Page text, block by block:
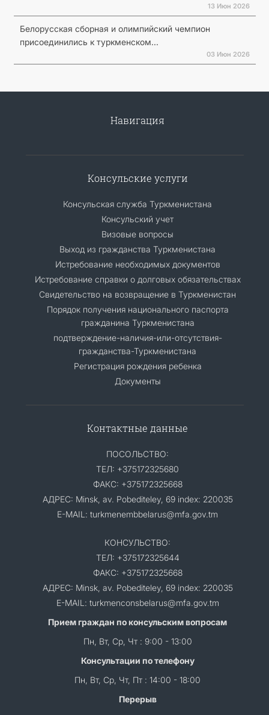
13 Июн 2026
Белорусская сборная и олимпийский чемпион
присоединились к туркменском...
03 Июн 2026
Навигация
Консульские услуги
Консульская служба Туркменистана
Консульский учет
Визовые вопросы
Выход из гражданства Туркменистана
Истребование необходимых документов
Истребование справки о долговых обязательствах
Свидетельство на возвращение в Туркменистан
Порядок получения национального паспорта
гражданина Туркменистана
подтверждение-наличия-или-отсутствия-
гражданства-Туркменистана
Регистрация рождения ребенка
Документы
Контактные данные
ПОСОЛЬСТВО:
ТЕЛ: +375172325680
ФАКС: +375172325668
АДРЕС: Minsk, av. Pobediteley, 69 index: 220035
E-MAIL: turkmenembbelarus@mfa.gov.tm
КОНСУЛЬСТВО:
ТЕЛ: +375172325644
ФАКС: +375172325668
АДРЕС: Minsk, av. Pobediteley, 69 index: 220035
E-MAIL: turkmenconsbelarus@mfa.gov.tm
Прием граждан по консульским вопросам
Пн, Вт, Ср, Чт : 9:00 - 13:00
Консультации по телефону
Пн, Вт, Ср, Чт, Пт : 14:00 - 18:00
Перерыв